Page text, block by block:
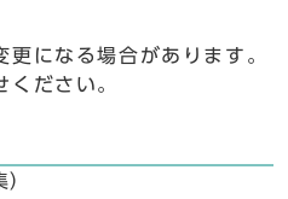
更になる場合があります。
ください。